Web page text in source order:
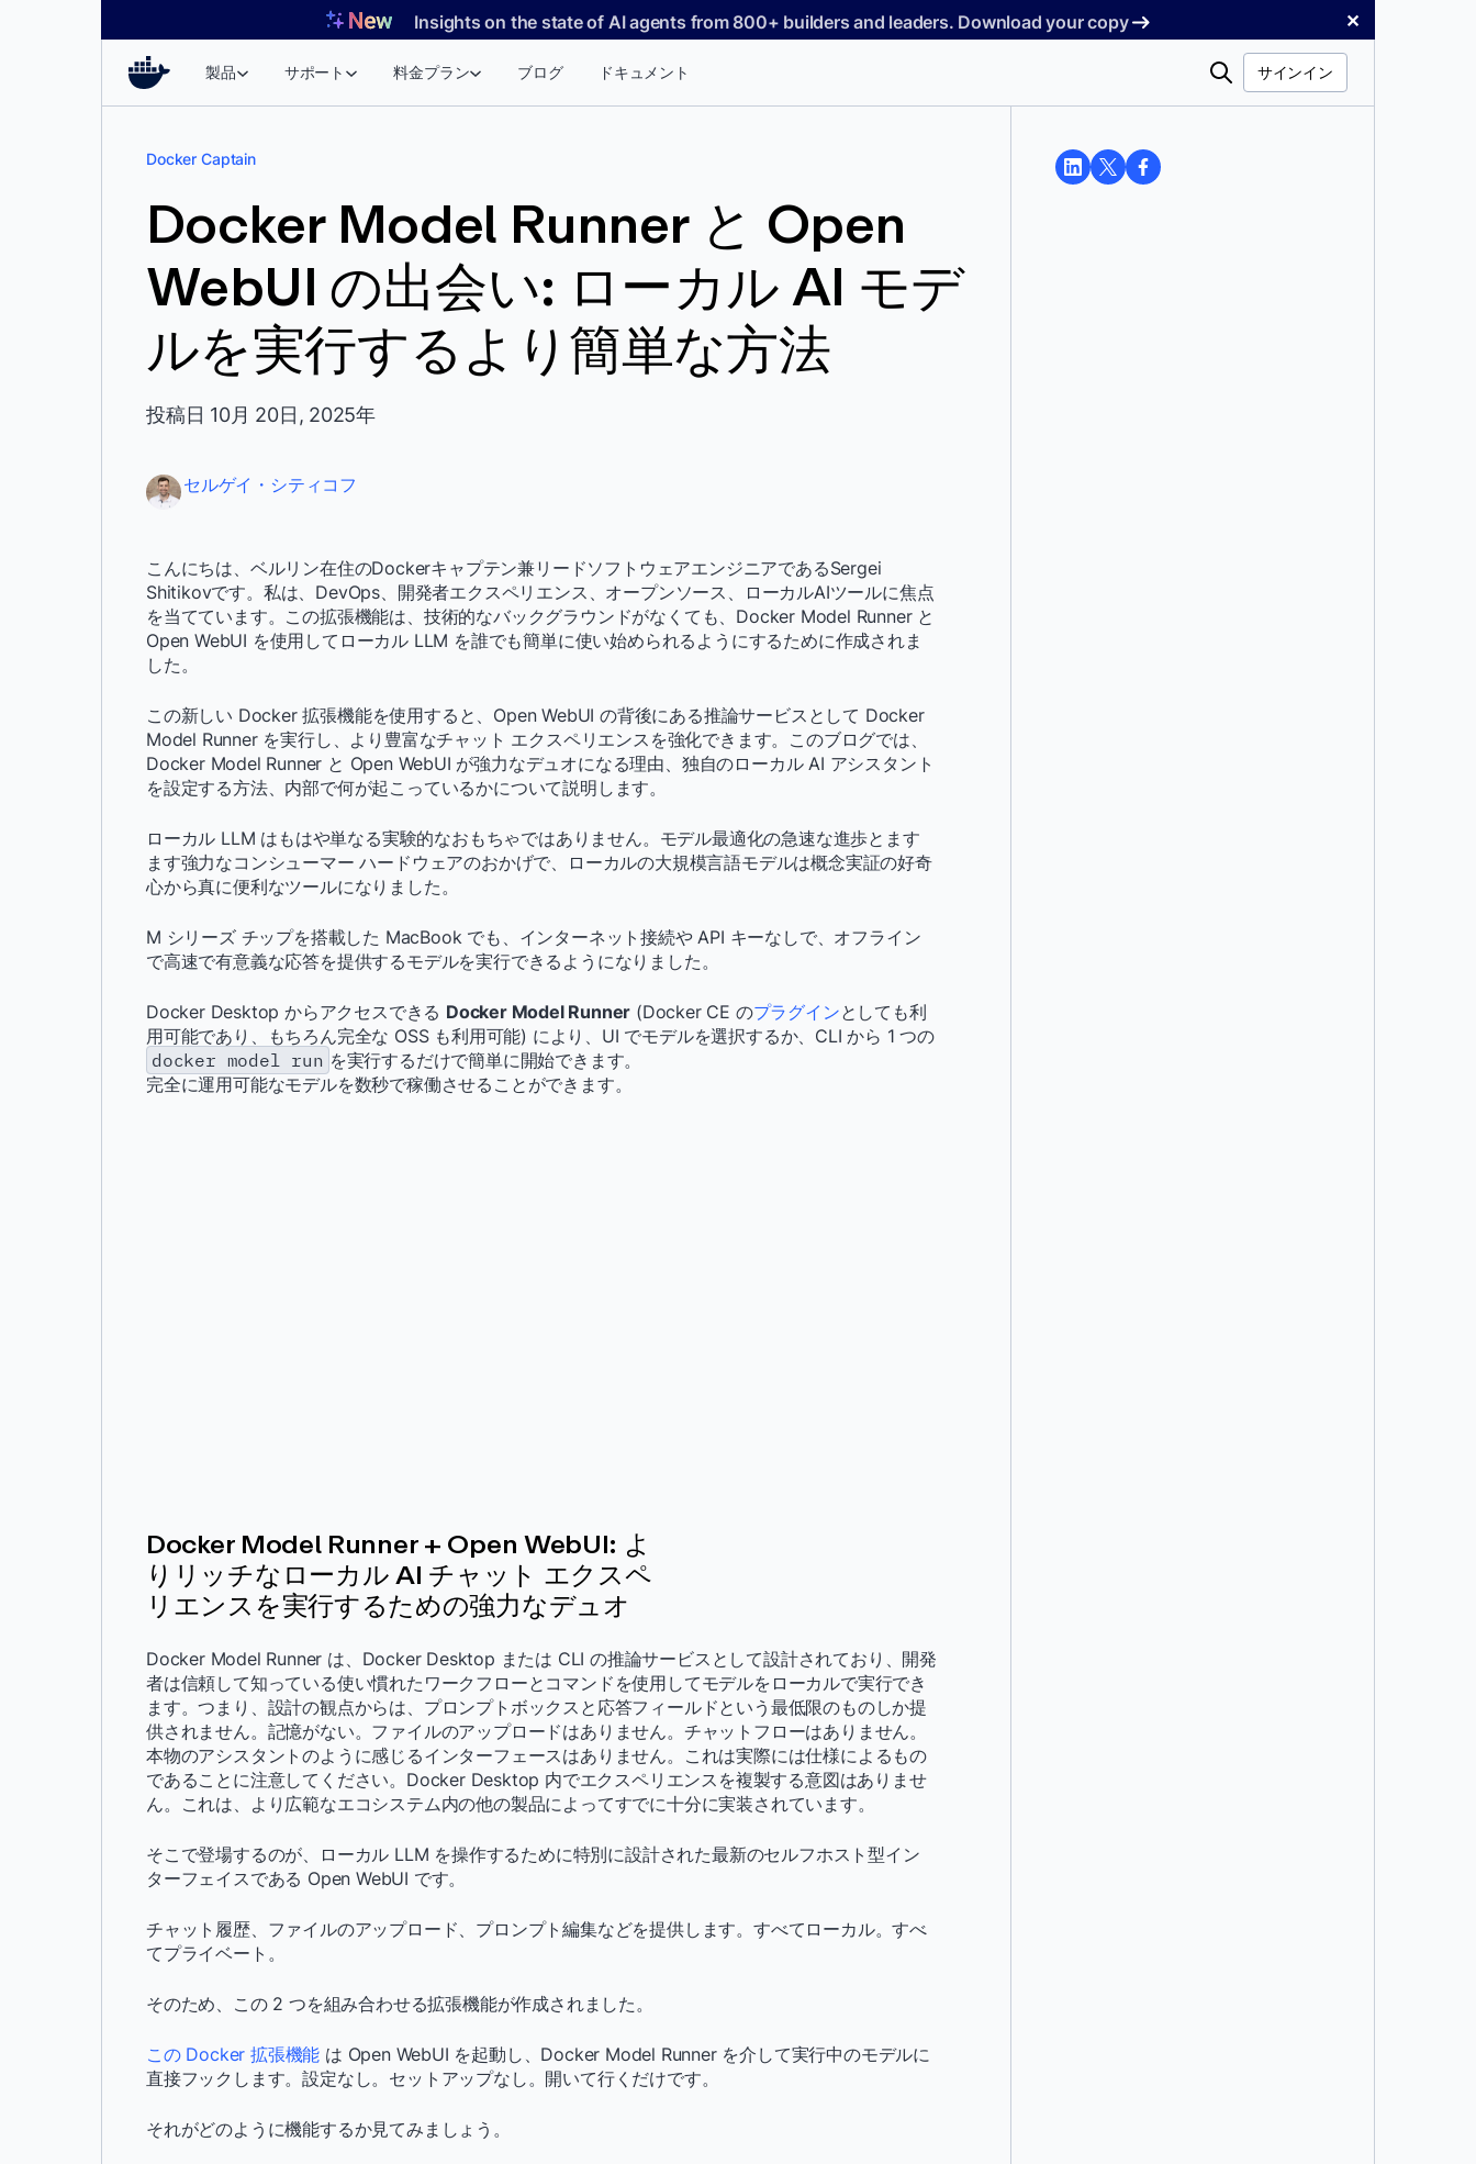
Insights on the state of AI agents from 800+ builders and leaders. Download your copy ✕
製品 サポート 料金プラン ブログ ドキュメント
検
サインイン
Docker Captain
Docker Model Runner と Open
WebUI の出会い: ローカル AI モデ
ルを実行するより簡単な方法
投稿日 10月 20日, 2025年
セルゲイ・シティコフ
こんにちは、ベルリン在住のDockerキャプテン兼リードソフトウェアエンジニアであるSergei
Shitikovです。私は、DevOps、開発者エクスペリエンス、オープンソース、ローカルAIツールに焦点
を当てています。この拡張機能は、技術的なバックグラウンドがなくても、Docker Model Runner と
Open WebUI を使用してローカル LLM を誰でも簡単に使い始められるようにするために作成されま
した。
この新しい Docker 拡張機能を使用すると、Open WebUI の背後にある推論サービスとして Docker
Model Runner を実行し、より豊富なチャット エクスペリエンスを強化できます。このブログでは、
Docker Model Runner と Open WebUI が強力なデュオになる理由、独自のローカル AI アシスタント
を設定する方法、内部で何が起こっているかについて説明します。
ローカル LLM はもはや単なる実験的なおもちゃではありません。モデル最適化の急速な進歩とます
ます強力なコンシューマー ハードウェアのおかげで、ローカルの大規模言語モデルは概念実証の好奇
心から真に便利なツールになりました。
M シリーズ チップを搭載した MacBook でも、インターネット接続や API キーなしで、オフライン
で高速で有意義な応答を提供するモデルを実行できるようになりました。
Docker Desktop からアクセスできる Docker Model Runner (Docker CE のプラグインとしても利
用可能であり、もちろん完全な OSS も利用可能) により、UI でモデルを選択するか、CLI から 1 つの
docker model run を実行するだけで簡単に開始できます。
完全に運用可能なモデルを数秒で稼働させることができます。
Docker Model Runner + Open WebUI: よ
りリッチなローカル AI チャット エクスペ
リエンスを実行するための強力なデュオ
Docker Model Runner は、Docker Desktop または CLI の推論サービスとして設計されており、開発
者は信頼して知っている使い慣れたワークフローとコマンドを使用してモデルをローカルで実行でき
ます。つまり、設計の観点からは、プロンプトボックスと応答フィールドという最低限のものしか提
供されません。記憶がない。ファイルのアップロードはありません。チャットフローはありません。
本物のアシスタントのように感じるインターフェースはありません。これは実際には仕様によるもの
であることに注意してください。Docker Desktop 内でエクスペリエンスを複製する意図はありませ
ん。これは、より広範なエコシステム内の他の製品によってすでに十分に実装されています。
そこで登場するのが、ローカル LLM を操作するために特別に設計された最新のセルフホスト型イン
ターフェイスである Open WebUI です。
チャット履歴、ファイルのアップロード、プロンプト編集などを提供します。すべてローカル。すべ
てプライベート。
そのため、この 2 つを組み合わせる拡張機能が作成されました。
この Docker 拡張機能 は Open WebUI を起動し、Docker Model Runner を介して実行中のモデルに
直接フックします。設定なし。セットアップなし。開いて行くだけです。
それがどのように機能するか見てみましょう。